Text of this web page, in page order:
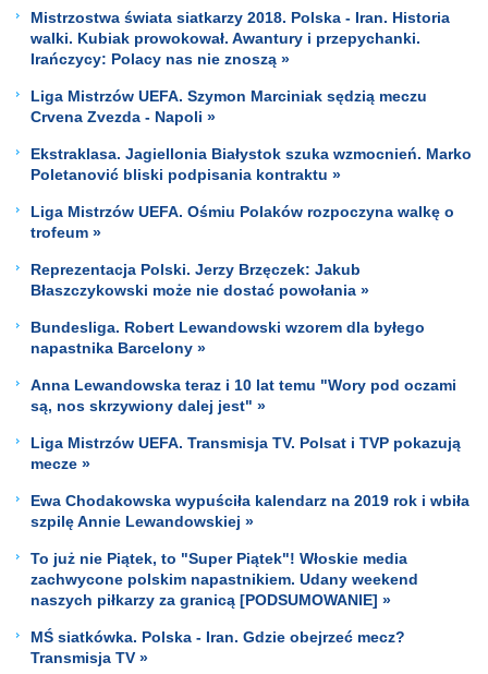
Mistrzostwa świata siatkarzy 2018. Polska - Iran. Historia
walki. Kubiak prowokował. Awantury i przepychanki.
Irańczycy: Polacy nas nie znoszą »
Liga Mistrzów UEFA. Szymon Marciniak sędzią meczu
Crvena Zvezda - Napoli »
Ekstraklasa. Jagiellonia Białystok szuka wzmocnień. Marko
Poletanović bliski podpisania kontraktu »
Liga Mistrzów UEFA. Ośmiu Polaków rozpoczyna walkę o
trofeum »
Reprezentacja Polski. Jerzy Brzęczek: Jakub
Błaszczykowski może nie dostać powołania »
Bundesliga. Robert Lewandowski wzorem dla byłego
napastnika Barcelony »
Anna Lewandowska teraz i 10 lat temu "Wory pod oczami
są, nos skrzywiony dalej jest" »
Liga Mistrzów UEFA. Transmisja TV. Polsat i TVP pokazują
mecze »
Ewa Chodakowska wypuściła kalendarz na 2019 rok i wbiła
szpilę Annie Lewandowskiej »
To już nie Piątek, to "Super Piątek"! Włoskie media
zachwycone polskim napastnikiem. Udany weekend
naszych piłkarzy za granicą [PODSUMOWANIE] »
MŚ siatkówka. Polska - Iran. Gdzie obejrzeć mecz?
Transmisja TV »